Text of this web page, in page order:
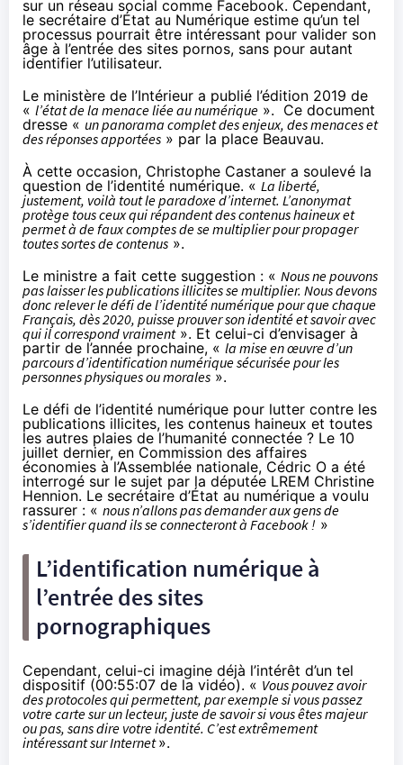
sur un réseau social comme Facebook. Cependant,
le secrétaire d’État au Numérique estime qu’un tel
processus pourrait être intéressant pour valider son
âge à l’entrée des sites pornos, sans pour autant
identifier l’utilisateur.
Le ministère de l’Intérieur a publié l’édition 2019 de
« l’état de la menace liée au numérique ». Ce document
dresse « un panorama complet des enjeux, des menaces et
des réponses apportées » par la place Beauvau.
À cette occasion, Christophe Castaner a soulevé la
question de l’identité numérique. « La liberté,
justement, voilà tout le paradoxe d’internet. L’anonymat
protège tous ceux qui répandent des contenus haineux et
permet à de faux comptes de se multiplier pour propager
toutes sortes de contenus ».
Le ministre a fait cette suggestion : « Nous ne pouvons
pas laisser les publications illicites se multiplier. Nous devons
donc relever le défi de l’identité numérique pour que chaque
Français, dès 2020, puisse prouver son identité et savoir avec
qui il correspond vraiment». Et celui-ci d’envisager à
partir de l’année prochaine, « la mise en œuvre d’un
parcours d’identification numérique sécurisée pour les
personnes physiques ou morales ».
Le défi de l’identité numérique pour lutter contre les
publications illicites, les contenus haineux et toutes
les autres plaies de l’humanité connectée ? Le 10
juillet dernier, en Commission des affaires
économies à l’Assemblée nationale, Cédric O a été
interrogé sur le sujet par la députée LREM Christine
Hennion. Le secrétaire d’État au numérique a voulu
rassurer : « nous n’allons pas demander aux gens de
s’identifier quand ils se connecteront à Facebook ! »
L’identification numérique à
l’entrée des sites
pornographiques
Cependant, celui-ci imagine déjà l’intérêt d’un tel
dispositif (00:55:07 de la vidéo). « Vous pouvez avoir
des protocoles qui permettent, par exemple si vous passez
votre carte sur un lecteur, juste de savoir si vous êtes majeur
ou pas, sans dire votre identité. C’est extrêmement
intéressant sur Internet».